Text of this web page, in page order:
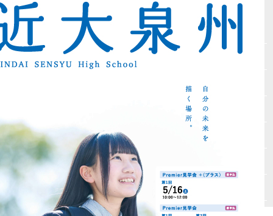
Vもしとは
自宅受験
高校入試必勝マニュアル